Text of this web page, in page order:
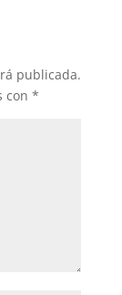
publicada.
con *